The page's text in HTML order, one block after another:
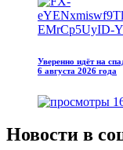
Уверенно идёт на
6 августа 2026 года
Новости в